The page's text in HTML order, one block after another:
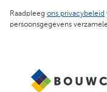
Raadpleeg ons privacybeleid
persoonsgegevens